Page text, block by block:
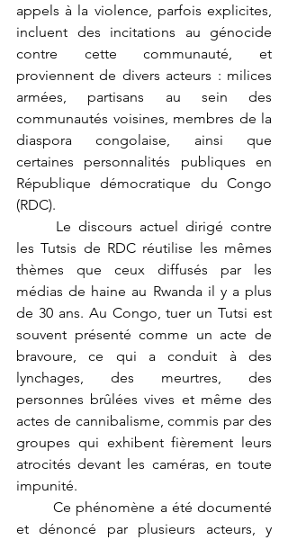
appels à la violence, parfois explicites,
incluent des incitations au génocide
contre cette communauté, et
proviennent de divers acteurs : milices
armées, partisans au sein des
communautés voisines, membres de la
diaspora congolaise, ainsi que
certaines personnalités publiques en
République démocratique du Congo
(RDC).
les Tutsis de RDC réutilise les mêmes
thèmes que ceux diffusés par les
médias de haine au Rwanda il y a plus
de 30 ans. Au Congo, tuer un Tutsi est
souvent présenté comme un acte de
bravoure, ce qui a conduit à des
lynchages, des meurtres, des
personnes brûlées vives et même des
actes de cannibalisme, commis par des
groupes qui exhibent fièrement leurs
atrocités devant les caméras, en toute
impunité.
	Ce phénomène a été documenté
et dénoncé par plusieurs acteurs, y